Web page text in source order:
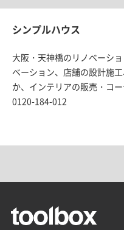
シンプルハウス
大阪・天神橋のリノベーシ
ベーション、店舗の設計施
か、インテリアの販売・コ
0120-184-012